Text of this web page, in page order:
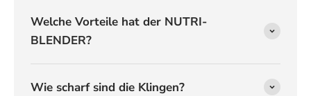
Welche Vorteile hat der NUTRI-
BLENDER?
Wie scharf sind die Klingen?